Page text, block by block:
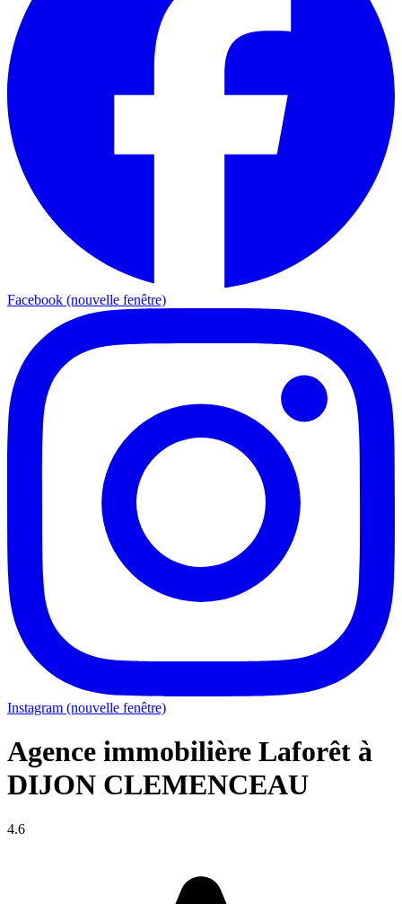
Facebook (nouvelle fenêtre)
Instagram (nouvelle fenêtre)
Agence immobilière Laforêt à
DIJON CLEMENCEAU
4.6